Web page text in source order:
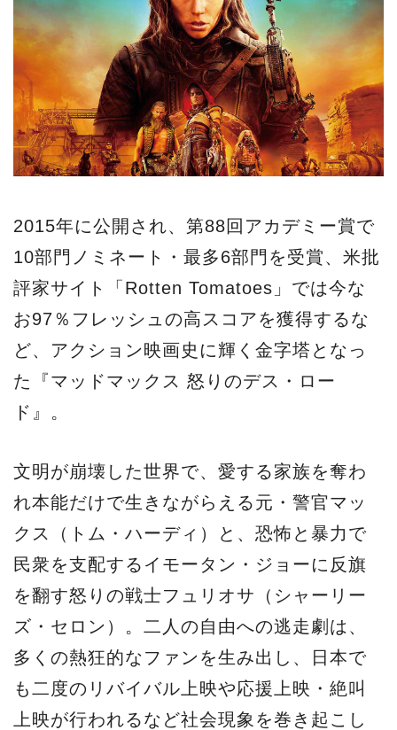
2015年に公開され、第88回アカデミー賞で
10部門ノミネート・最多6部門を受賞、米批
評家サイト「Rotten Tomatoes」では今な
お97％フレッシュの高スコアを獲得するな
ど、アクション映画史に輝く金字塔となっ
た『マッドマックス 怒りのデス・ロー
ド』。
文明が崩壊した世界で、愛する家族を奪わ
れ本能だけで生きながらえる元・警官マッ
クス（トム・ハーディ）と、恐怖と暴力で
民衆を支配するイモータン・ジョーに反旗
を翻す怒りの戦士フュリオサ（シャーリー
ズ・セロン）。二人の自由への逃走劇は、
多くの熱狂的なファンを生み出し、日本で
も二度のリバイバル上映や応援上映・絶叫
上映が行われるなど社会現象を巻き起こし